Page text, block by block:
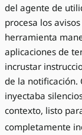
del agente de
procesa los
herramienta
aplicaciones de
incrustar
de la notificación.
inyectaba
contexto, listo
completamente